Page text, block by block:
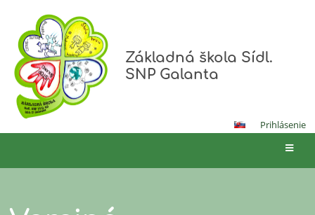
Základná škola Sídl.
SNP Galanta
Prihlásenie